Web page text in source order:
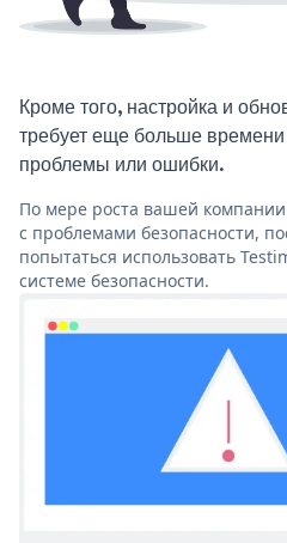
Кроме того, настройка и
требует еще больше
проблемы или ошибки.
По мере роста вашей
с проблемами безопасности,
попытаться использовать
системе безопасности.